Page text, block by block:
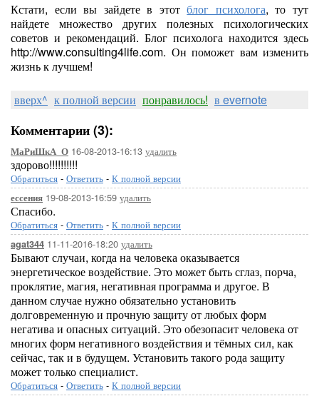
Кстати, если вы зайдете в этотблог психолога, то тут
найдете множество других полезных психологических
советов и рекомендаций. Блог психолога находится здесь
http://www.consulting4life.com. Он поможет вам изменить
жизнь к лучшем!
вверх^ к полной версии понравилось! в evernote
Комментарии (3):
МаРиШкА_О 16-08-2013-16:13 удалить
здорово!!!!!!!!!!
Обратиться - Ответить - К полной версии
ессения 19-08-2013-16:59 удалить
Спасибо.
Обратиться - Ответить - К полной версии
agat344 11-11-2016-18:20 удалить
Бывают случаи, когда на человека оказывается
энергетическое воздействие. Это может быть сглаз, порча,
проклятие, магия, негативная программа и другое. В
данном случае нужно обязательно установить
долговременную и прочную защиту от любых форм
негатива и опасных ситуаций. Это обезопасит человека от
многих форм негативного воздействия и тёмных сил, как
сейчас, так и в будущем. Установить такого рода защиту
может только специалист.
Обратиться - Ответить - К полной версии